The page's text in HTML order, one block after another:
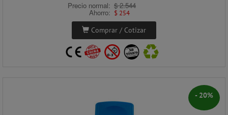
Precio normal: $ 2.544
Ahorro: $ 254
Comprar / Cotizar
- 20%